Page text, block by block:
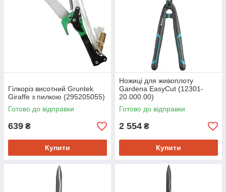
Гілкоріз висотний Gruntek
Giraffe з пилкою (295205055)
Готово до відправки
639 ₴
Купити
Ножиці для живоплоту
Gardena EasyCut (12301-
20.000.00)
Готово до відправки
2 554 ₴
Купити